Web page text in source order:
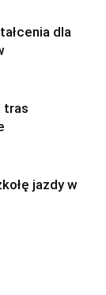
dla
tras
jazdy w